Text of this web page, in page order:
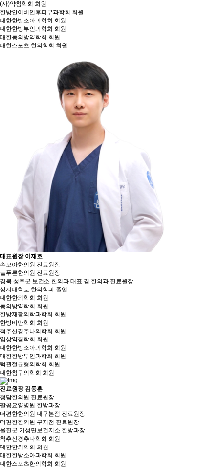
(사)약침학회 회원
한방안이비인후피부과학회 회원
대한한방소아과학회 회원
대한한방부인과학회 회원
대한동의방약학회 회원
대한스포츠 한의학회 회원
대표원장 이재호
손모아한의원 진료원장
늘푸른한의원 진료원장
경북 성주군 보건소 한의과 대표 겸 한의과 진료원장
상지대학교 한의학과 졸업
대한한의학회 회원
동의방약학회 회원
한방재활의학과학회 회원
한방비만학회 회원
척추신경추나의학회 회원
임상약침학회 회원
대한한방소아과학회 회원
대한한방부인과학회 회원
턱관절균형의학회 회원
대한침구의학회 회원
진료원장 김동훈
청담한의원 진료원장
팔공요양병원 한방과장
더편한한의원 대구본점 진료원장
더편한한의원 구지점 진료원장
울진군 기성면보건지소 한방과장
척추신경추나학회 회원
대한한의학회 회원
대한한방소아과학회 회원
대한스포츠한의학회 회원